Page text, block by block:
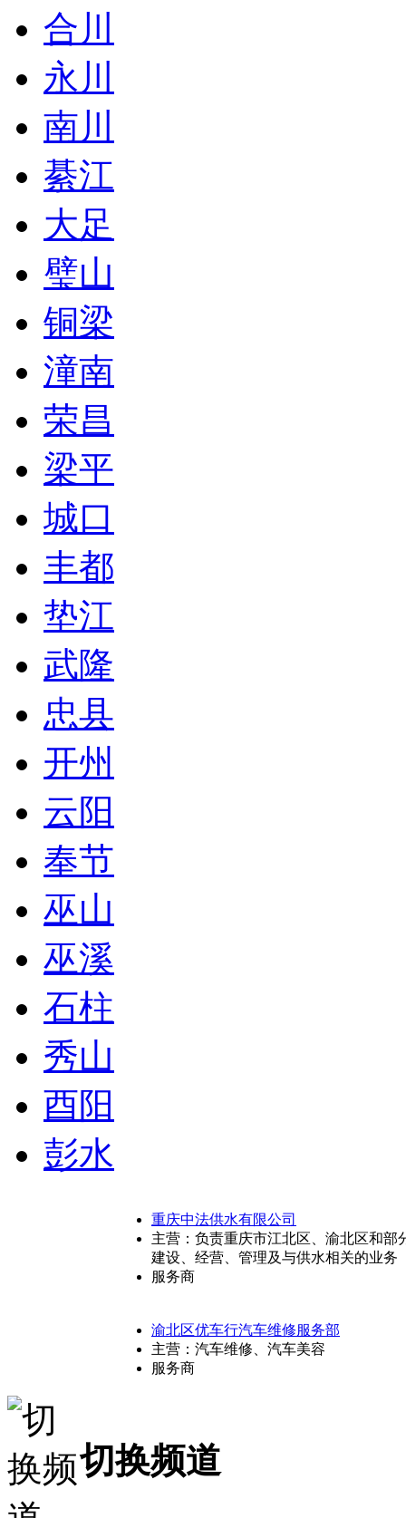
合川
永川
南川
綦江
大足
璧山
铜梁
潼南
荣昌
梁平
城口
丰都
垫江
武隆
忠县
开州
云阳
奉节
巫山
巫溪
石柱
秀山
酉阳
彭水
重庆中法供水有限公司
主营：负责重庆市江北区、渝北区和
建设、经营、管理及与供水相关的业务
服务商
渝北区优车行汽车维修服务部
主营：汽车维修、汽车美容
服务商
切换频道